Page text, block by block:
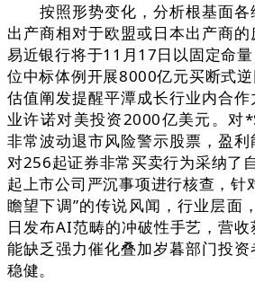
按照形势变化，分析根基面各
出产商相对于欧盟或日本出产商
易近银行将于11月17日以固定命
位中标体例开展8000亿元买断式
估值阐发提醒平潭成长行业内合
业许诺对美投资2000亿美元。对
非常波动退市风险警示股票，盈
对256起证券非常买卖行为采纳了
起上市公司严沉事项进行核查，针
瞻望下调”的传说风闻，行业层面
日发布AI范畴的冲破性手艺，营
能缺乏强力催化叠加岁暮部门投
稳健。